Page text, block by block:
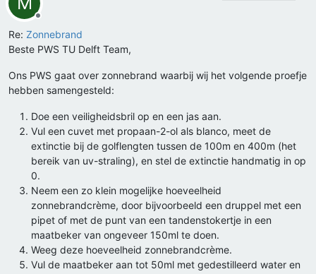
Offline
Re: Zonnebrand
Beste PWS TU Delft Team,
Ons PWS gaat over zonnebrand waarbij wij het volgende proefje
hebben samengesteld:
Doe een veiligheidsbril op en een jas aan.
Vul een cuvet met propaan-2-ol als blanco, meet de
extinctie bij de golflengten tussen de 100m en 400m (het
bereik van uv-straling), en stel de extinctie handmatig in op
0.
Neem een zo klein mogelijke hoeveelheid
zonnebrandcrème, door bijvoorbeeld een druppel met een
pipet of met de punt van een tandenstokertje in een
maatbeker van ongeveer 150ml te doen.
Weeg deze hoeveelheid zonnebrandcrème.
Vul de maatbeker aan tot 50ml met gedestilleerd water en